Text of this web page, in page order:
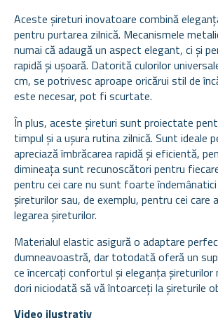
Aceste șireturi inovatoare combină
pentru purtarea zilnică. Mecanismele
numai că adaugă un aspect elegant, ci și
rapidă și ușoară. Datorită culorilor
cm, se potrivesc aproape oricărui stil de
este necesar, pot fi scurtate.
În plus, aceste șireturi sunt proiectate
timpul și a ușura rutina zilnică. Sunt ideale
apreciază îmbrăcarea rapidă și eficientă,
dimineața sunt recunoscători pentru
pentru cei care nu sunt foarte
șireturilor sau, de exemplu, pentru cei care
legarea șireturilor.
Materialul elastic asigură o adaptare
dumneavoastră, dar totodată oferă un
ce încercați confortul și eleganța
dori niciodată să vă întoarceți la șireturile
Video ilustrativ